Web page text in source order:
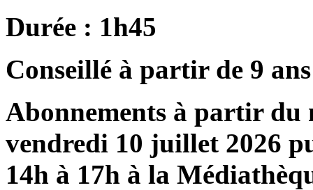
Durée : 1h45
Conseillé à partir de 9 ans
Abonnements à partir du
vendredi 10 juillet 2026
14h à 17h à la